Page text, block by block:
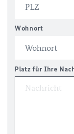
Wohnort
Platz für Ihre